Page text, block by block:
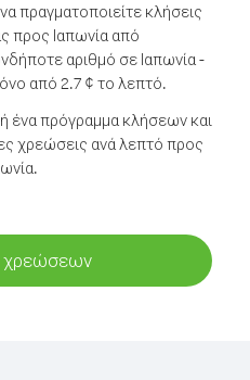
πραγματοποιείτε κλήσεις
προς Ιαπωνία από
αριθμό σε Ιαπωνία -
από 2.7 ¢ το λεπτό.
ένα πρόγραμμα κλήσεων και
χρεώσεις ανά λεπτό προς
χρεώσεων